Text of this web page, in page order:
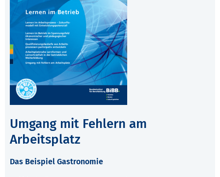
Umgang mit Fehlern am
Arbeitsplatz
Das Beispiel Gastronomie